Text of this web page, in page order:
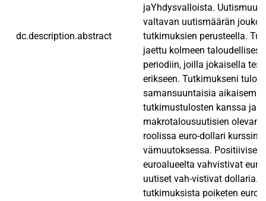
dc.description.abstract
jaYhdysvalloista.
valtavan uutismäärän
tutkimuksien perusteella.
jaettu kolmeen
periodiin, joilla jokaisella
erikseen. Tutkimukseni
samansuuntaisia
tutkimustulosten kanssa ja
makrotalousuutisien olevan
roolissa euro-dollari kurssin
vämuutoksessa. Positiiviset
euroalueelta vahvistivat
uutiset vah-vistivat dollaria.
tutkimuksista poiketen